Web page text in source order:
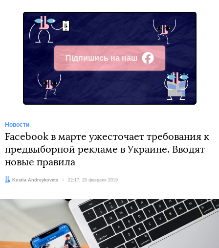
Підпишись на наш
Facebook
Новости
Facebook в марте ужесточает требования к
предвыборной рекламе в Украине. Вводят
новые правила
Автор:Kostia Andreykovets Дата:
22:17, 20 февраля 2019